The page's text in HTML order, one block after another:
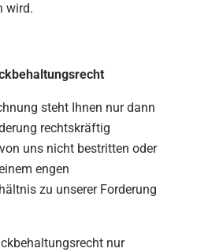
wird.
steht Ihnen nur dann
rechtskräftig
uns nicht bestritten oder
engen
zu unserer Forderung
nur